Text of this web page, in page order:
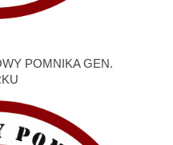
POMNIKA GEN.